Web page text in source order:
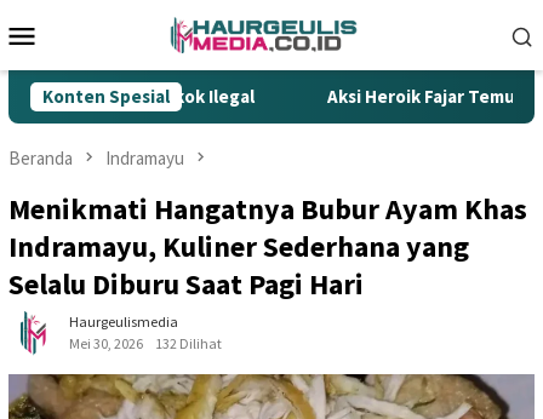
ke
Mobile
Konten Spesial
Rokok Ilegal Aksi Heroik Fajar Temukan Bocah
Beranda Indramayu
Menikmati Hangatnya Bubur Ayam Khas
Indramayu, Kuliner Sederhana yang
Selalu Diburu Saat Pagi Hari
Haurgeulismedia
Mei 30, 2026
132 Dilihat